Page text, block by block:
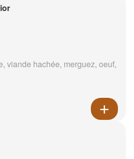
viande hachée, merguez, oeuf,